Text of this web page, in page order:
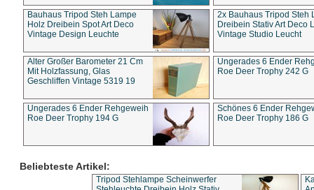
Bauhaus Tripod Steh Lampe
Holz Dreibein Spot Art Deco
Vintage Design Leuchte
2x Bauhaus Tripod Steh
Dreibein Stativ Art Deco
Vintage Studio Leucht
Alter Großer Barometer 21 Cm
Mit Holzfassung, Glas
Geschliffen Vintage 5319 19
Ungerades 6 Ender
Roe Deer Trophy 242 G
Ungerades 6 Ender Rehgeweih
Roe Deer Trophy 194 G
Schönes 6 Ender
Roe Deer Trophy 186 G
Beliebteste Artikel:
Tripod Stehlampe Scheinwerfer